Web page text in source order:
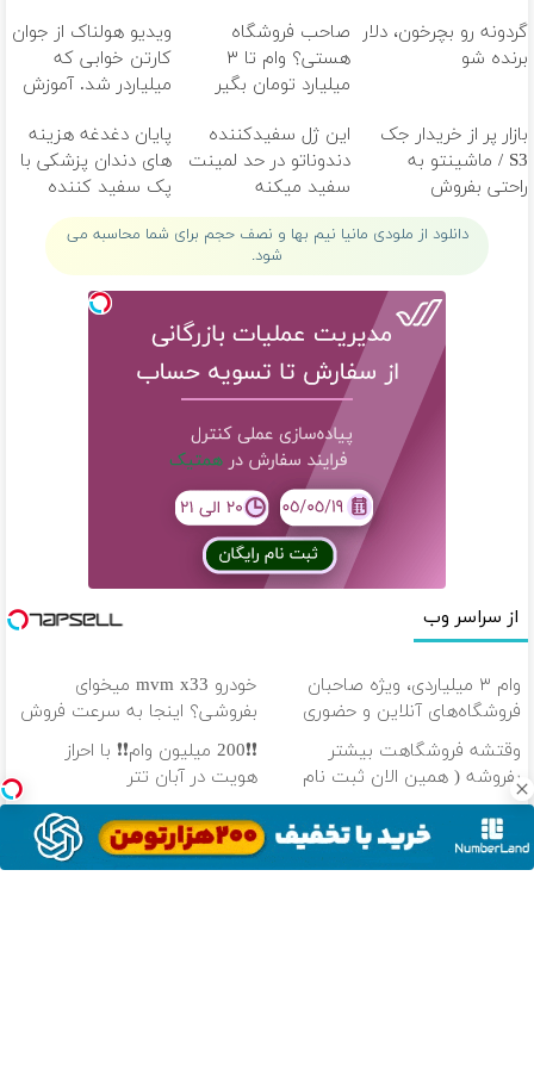
گردونه رو بچرخون، دلار
برنده شو
صاحب فروشگاه
هستی؟ وام تا ۳
میلیارد تومان بگیر
ویدیو هولناک از جوان
کارتن خوابی که
میلیاردر شد. آموزش
بازار پر از خریدار جک
S3 / ماشینتو به
راحتی بفروش
این ژل سفیدکننده
دندوناتو در حد لمینت
سفید میکنه
پایان دغدغه هزینه
های دندان پزشکی با
پک سفید کننده
خانگی
دانلود از ملودی مانیا نیم بها و نصف حجم برای شما محاسبه می
شود.
از سراسر وب
وام ۳ میلیاردی، ویژه صاحبان
فروشگاه‌های آنلاین و حضوری
خودرو mvm x33 میخوای
بفروشی؟ اینجا به سرعت فروش
میره
وقتشه فروشگاهت بیشتر
بفروشه ( همین الان ثبت نام
کن )
❗❗200 میلیون وام❗❗ با احراز
هویت در آبان تتر
احراز هویت کن
100 هزار تومن پاداش بگیر |
ثبت نام کن